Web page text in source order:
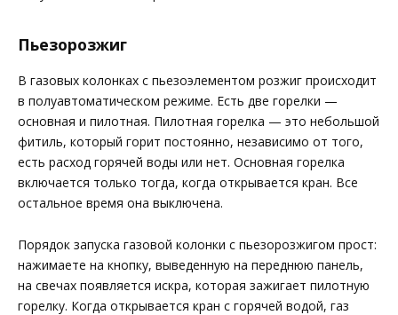
Пьезорозжиг
В газовых колонках с пьезоэлементом розжиг происходит
в полуавтоматическом режиме. Есть две горелки —
основная и пилотная. Пилотная горелка — это небольшой
фитиль, который горит постоянно, независимо от того,
есть расход горячей воды или нет. Основная горелка
включается только тогда, когда открывается кран. Все
остальное время она выключена.
Порядок запуска газовой колонки с пьезорозжигом прост:
нажимаете на кнопку, выведенную на переднюю панель,
на свечах появляется искра, которая зажигает пилотную
горелку. Когда открывается кран с горячей водой, газ